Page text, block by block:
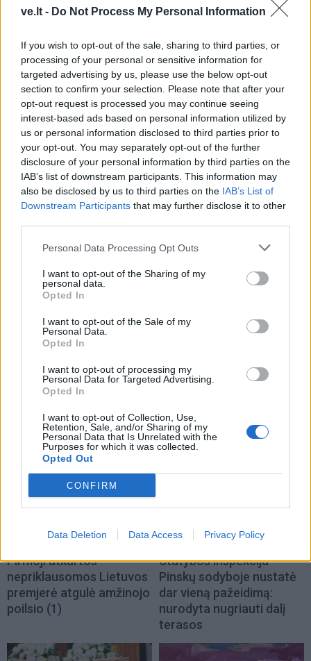
ve.lt - Do Not Process My Personal Information
If you wish to opt-out of the sale, sharing to third parties, or
processing of your personal or sensitive information for
targeted advertising by us, please use the below opt-out
section to confirm your selection. Please note that after your
opt-out request is processed you may continue seeing
interest-based ads based on personal information utilized by
us or personal information disclosed to third parties prior to
your opt-out. You may separately opt-out of the further
disclosure of your personal information by third parties on the
IAB’s list of downstream participants. This information may
also be disclosed by us to third parties on the IAB’s List of
Downstream Participants that may further disclose it to other
Personal Data Processing Opt Outs
I want to opt-out of the Sharing of my
personal data.
Opted In
I want to opt-out of the Sale of my
Personal Data.
Opted In
I want to opt-out of processing my
Personal Data for Targeted Advertising.
Opted In
I want to opt-out of Collection, Use,
Retention, Sale, and/or Sharing of my
Personal Data that Is Unrelated with the
Purposes for which it was collected.
Opted Out
CONFIRM
Data Deletion Data Access Privacy Policy
taisyklėmis
This site is protected by
reCAPTCHA and the Google
Privacy Policyand Terms of
Serviceapply.
TAIP PAT SKAITYKITE
Lietuva
Pirmoji atkurtos
nepriklausomos Lietuvos
premjerė atgulė amžinojo
poilsio (1)
Lietuva
Statybos inspekcija
Pinskų sodyboje nustatė
dar vieną pažeidimą:
nurodyta nugriauti dalį
terasos